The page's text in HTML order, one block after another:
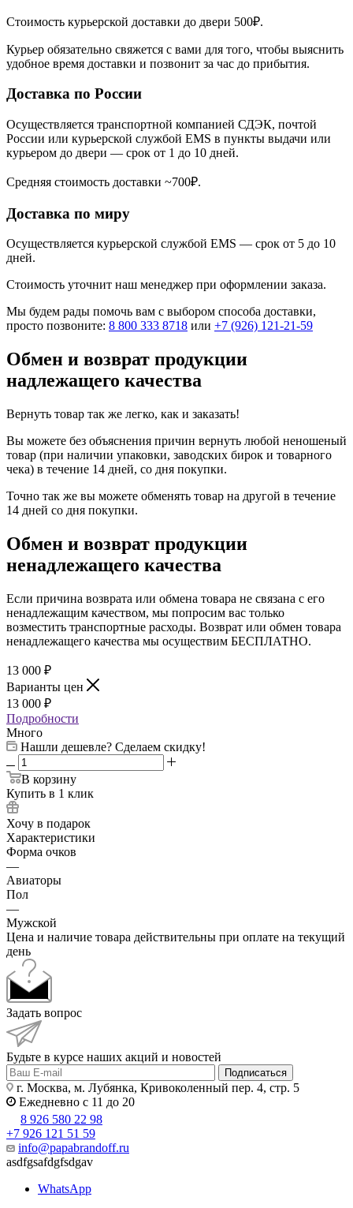
Стоимость курьерской доставки до двери 500₽.
Курьер обязательно свяжется с вами для того, чтобы выяснить
удобное время доставки и позвонит за час до прибытия.
Доставка по России
Осуществляется транспортной компанией СДЭК, почтой
России или курьерской службой EMS в пункты выдачи или
курьером до двери — срок от 1 до 10 дней.
Средняя стоимость доставки ~700₽.
Доставка по миру
Осуществляется курьерской службой EMS — срок от 5 до 10
дней.
Стоимость уточнит наш менеджер при оформлении заказа.
Мы будем рады помочь вам с выбором способа доставки,
просто позвоните: 8 800 333 8718 или +7 (926) 121-21-59
Обмен и возврат продукции
надлежащего качества
Вернуть товар так же легко, как и заказать!
Вы можете без объяснения причин вернуть любой неношеный
товар (при наличии упаковки, заводских бирок и товарного
чека) в течение 14 дней, со дня покупки.
Точно так же вы можете обменять товар на другой в течение
14 дней со дня покупки.
Обмен и возврат продукции
ненадлежащего качества
Если причина возврата или обмена товара не связана с его
ненадлежащим качеством, мы попросим вас только
возместить транспортные расходы. Возврат или обмен товара
ненадлежащего качества мы осуществим БЕСПЛАТНО.
13 000 ₽
Варианты цен
13 000 ₽
Подробности
Много
Нашли дешевле? Сделаем скидку!
В корзину
Купить в 1 клик
Хочу в подарок
Характеристики
Форма очков
—
Авиаторы
Пол
—
Мужской
Цена и наличие товара действительны при оплате на текущий
день
Задать вопрос
Будьте в курсе наших акций и новостей
Подписаться
г. Москва, м. Лубянка, Кривоколенный пер. 4, стр. 5
Ежедневно с 11 до 20
8 926 580 22 98
+7 926 121 51 59
info@papabrandoff.ru
asdfgsafdgfsdgav
WhatsApp